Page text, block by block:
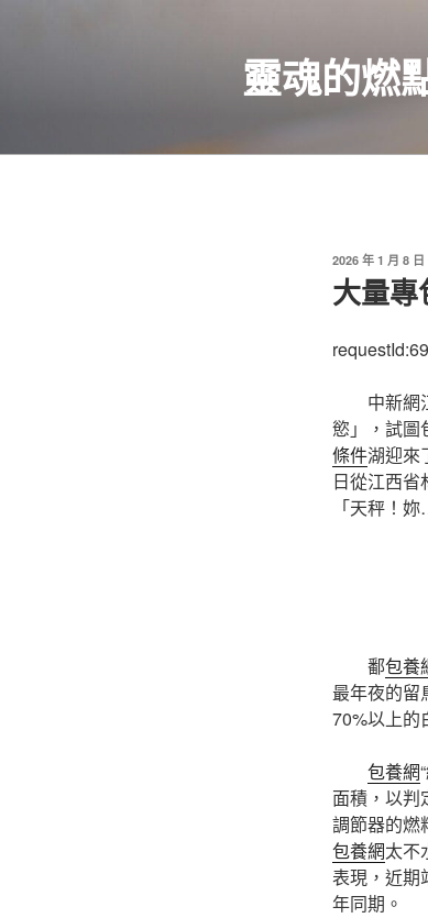
靈魂的燃
發
於
2026 年 1 月 8 日
大量
中新網
慾」，試圖
條件湖迎來
日從江西省
「天秤！
鄱包養
最年夜的留
70%以上的
包養網
面積，以判
調節器的燃
包養網太不
表現，近期
年同期。